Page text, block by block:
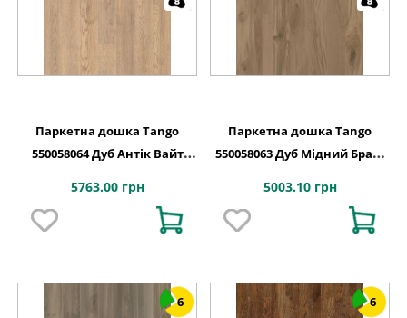
Паркетна дошка Tango
550058064 Дуб Антік Вайт
5763.00 грн
Паркетна дошка Tango
550058063 Дуб Мідний Браш
5003.10 грн
6 6